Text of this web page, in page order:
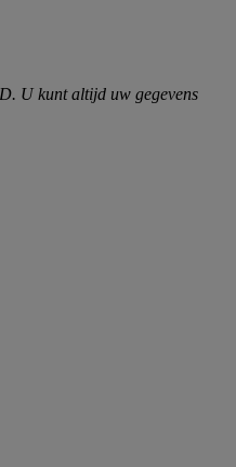
U kunt altijd uw gegevens